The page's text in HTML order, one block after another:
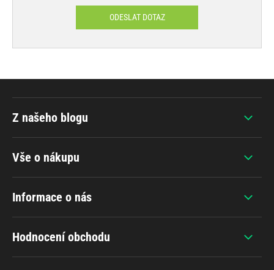
ODESLAT DOTAZ
Vše o nákupu
Informace o nás
Hodnocení obchodu
Z našeho blogu